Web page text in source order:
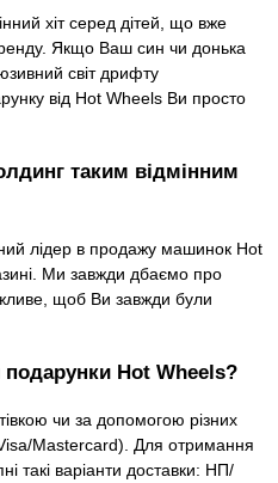
хіт серед дітей, що вже
Якщо Ваш син чи донька
світ дрифту
від Hot Wheels Ви просто
таким відмінним
лідер в продажу машинок Hot
Ми завжди дбаємо про
щоб Ви завжди були
Hot Wheels?
чи за допомогою різних
Mastercard). Для отримання
такі варіанти доставки: НП/